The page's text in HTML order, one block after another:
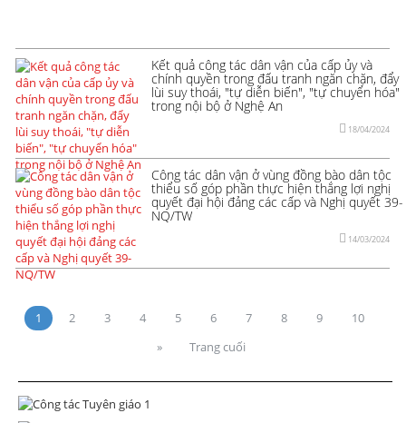
Kết quả công tác dân vận của cấp ủy và
chính quyền trong đấu tranh ngăn chặn, đẩy
lùi suy thoái, "tự diễn biến", "tự chuyển hóa"
trong nội bộ ở Nghệ An
18/04/2024
Công tác dân vận ở vùng đồng bào dân tộc
thiểu số góp phần thực hiện thắng lợi nghị
quyết đại hội đảng các cấp và Nghị quyết 39-
NQ/TW
14/03/2024
1 2 3 4 5 6 7 8 9
10
»
Trang cuối